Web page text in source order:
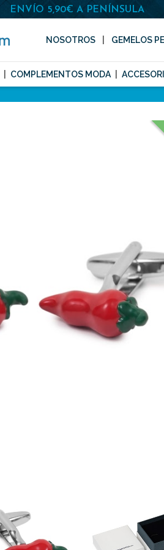
ENVÍO 5,90€ A PENÍNSULA
NOSOTROS GEMELOS
COMPLEMENTOS MODA